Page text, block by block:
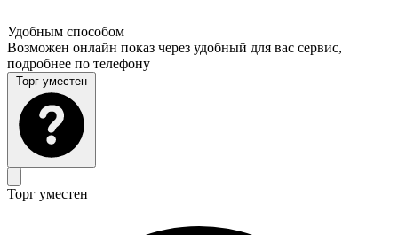
Удобным способом
Возможен онлайн показ через удобный для вас сервис,
подробнее по телефону
Торг уместен
Торг уместен